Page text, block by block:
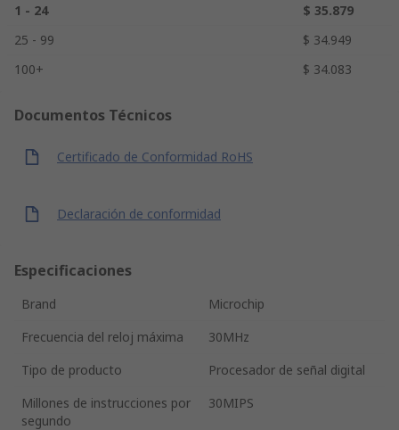
1 - 24
$ 35.879
25 - 99
$ 34.949
100+
$ 34.083
Documentos Técnicos
Certificado de Conformidad RoHS
Declaración de conformidad
Especificaciones
Brand
Microchip
Frecuencia del reloj máxima
30MHz
Tipo de producto
Procesador de señal digital
Millones de instrucciones por
segundo
30MIPS